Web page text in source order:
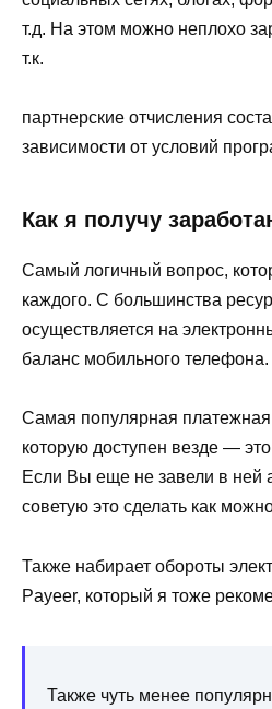
т.д. На этом можно неплохо
т.к.
партнерские отчисления
зависимости от условий
Как я получу
Самый логичный вопрос,
каждого. С большинства
осуществляется на
баланс мобильного телефона.
Самая популярная
которую доступен везде —
Если Вы еще не завели в ней
советую это сделать как
Также набирает обороты
Payeer, который я тоже
Также чуть менее